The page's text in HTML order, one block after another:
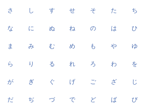
さ し す せ そ た ち
な に ぬ ね の は ひ
ま み む め も や ゆ
ら り る れ ろ わ を
が ぎ ぐ げ ご ざ じ
だ ぢ づ で ど ば び